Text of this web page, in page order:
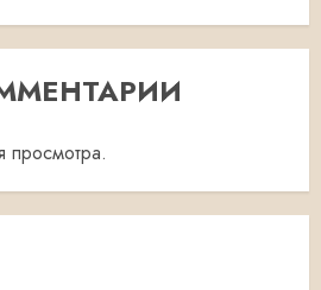
просмотра.